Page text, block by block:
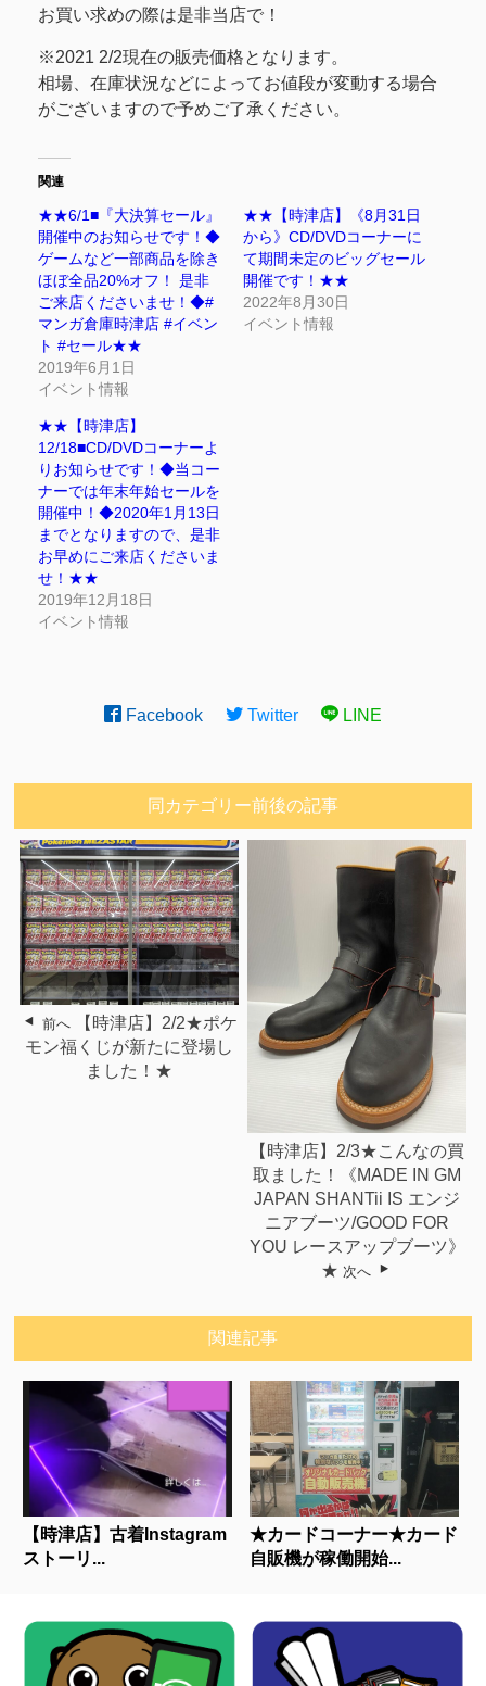
お買い求めの際は是非当店で！
※2021 2/2現在の販売価格となります。
相場、在庫状況などによってお値段が変動する場合
がございますので予めご了承ください。
関連
★★6/1■『大決算セール』
開催中のお知らせです！◆
ゲームなど一部商品を除き
ほぼ全品20%オフ！ 是非
ご来店くださいませ！◆#
マンガ倉庫時津店 #イベン
ト #セール★★
2019年6月1日
イベント情報
★★【時津店】《8月31日
から》CD/DVDコーナーに
て期間未定のビッグセール
開催です！★★
2022年8月30日
イベント情報
★★【時津店】
12/18■CD/DVDコーナーよ
りお知らせです！◆当コー
ナーでは年末年始セールを
開催中！◆2020年1月13日
までとなりますので、是非
お早めにご来店くださいま
せ！★★
2019年12月18日
イベント情報
Facebook Twitter LINE
同カテゴリー前後の記事
前へ
【時津店】2/2★ポケ
モン福くじが新たに登場し
ました！★
【時津店】2/3★こんなの買
取ました！《MADE IN GM
JAPAN SHANTii IS エンジ
ニアブーツ/GOOD FOR
YOU レースアップブーツ》
★ 次へ
関連記事
【時津店】古着Instagram
ストーリ...
★カードコーナー★カード
自販機が稼働開始...